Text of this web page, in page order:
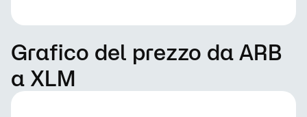
Grafico del prezzo da ARB
a XLM